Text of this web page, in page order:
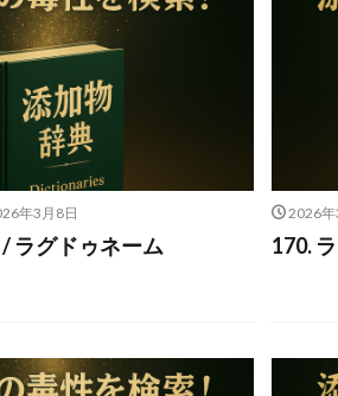
年3月8日
ラグドゥネーム
2026年
170.